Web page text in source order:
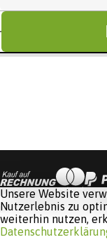
Unsere Website
Nutzerlebnis zu
weiterhin nutzen,